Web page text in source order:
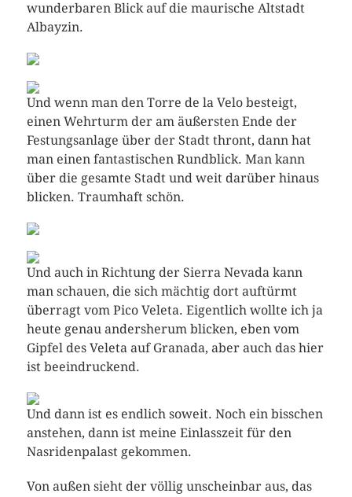
wunderbaren Blick auf die maurische Altstadt
Albayzin.
Und wenn man den Torre de la Velo besteigt,
einen Wehrturm der am äußersten Ende der
Festungsanlage über der Stadt thront, dann hat
man einen fantastischen Rundblick. Man kann
über die gesamte Stadt und weit darüber hinaus
blicken. Traumhaft schön.
Und auch in Richtung der Sierra Nevada kann
man schauen, die sich mächtig dort auftürmt
überragt vom Pico Veleta. Eigentlich wollte ich ja
heute genau andersherum blicken, eben vom
Gipfel des Veleta auf Granada, aber auch das hier
ist beeindruckend.
Und dann ist es endlich soweit. Noch ein bisschen
anstehen, dann ist meine Einlasszeit für den
Nasridenpalast gekommen.
Von außen sieht der völlig unscheinbar aus, das